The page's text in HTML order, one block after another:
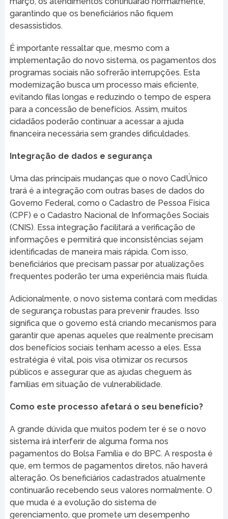
garantindo que os beneficiários não fiquem
desassistidos.
É importante ressaltar que, mesmo com a
implementação do novo sistema, os pagamentos dos
programas sociais não sofrerão interrupções. Esta
modernização busca um processo mais eficiente,
evitando filas longas e reduzindo o tempo de espera
para a concessão de benefícios. Assim, muitos
cidadãos poderão continuar a acessar a ajuda
financeira necessária sem grandes dificuldades.
Integração de dados e segurança
Uma das principais mudanças que o novo CadÚnico
trará é a integração com outras bases de dados do
Governo Federal, como o Cadastro de Pessoa Física
(CPF) e o Cadastro Nacional de Informações Sociais
(CNIS). Essa integração facilitará a verificação de
informações e permitirá que inconsistências sejam
identificadas de maneira mais rápida. Com isso,
beneficiários que precisam passar por atualizações
frequentes poderão ter uma experiência mais fluida.
Adicionalmente, o novo sistema contará com medidas
de segurança robustas para prevenir fraudes. Isso
significa que o governo está criando mecanismos para
garantir que apenas aqueles que realmente precisam
dos benefícios sociais tenham acesso a eles. Essa
estratégia é vital, pois visa otimizar os recursos
públicos e assegurar que as ajudas cheguem às
famílias em situação de vulnerabilidade.
Como este processo afetará o seu benefício?
A grande dúvida que muitos podem ter é se o novo
sistema irá interferir de alguma forma nos
pagamentos do Bolsa Família e do BPC. A resposta é
que, em termos de pagamentos diretos, não haverá
alteração. Os beneficiários cadastrados atualmente
continuarão recebendo seus valores normalmente. O
que muda é a evolução do sistema de
gerenciamento, que promete um desempenho